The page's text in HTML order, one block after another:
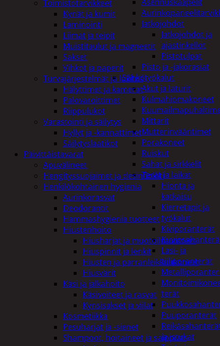
Jatkojohdot
Jatkojohdot ja
ajastinkellot
Pistotulpat
Pisto ja -jakorasiat
Sähkötyökalut
Akut ja laturit
Kulmahiomakoneet
Mittarit
Mutterinvääntimet
Porakoneet
Ruiskut
Sahat ja sirkkelit
Terät ja laikat
Hionta ja
katkaisu
Kierretapit ja
työkalut
Kiviporanterät
Kuviosahanterä
Lasi- ja
tiiliporanterät
terät
Puuporanterät
ja istukat
Toimistotarvikkeet
Kynät ja kumit
Laminointi
Liimat ja teipit
Muistitaulut ja magneetit
Sakset
Vihkot ja paperit
Turvajärjestelmät ja lukitus
Hälyttimet ja kamerat
Palovaroittimet
Riippulukot
Varastointi ja säilytys
Hyllyt ja -kannattimet
Säilytyslaatikot
Päivittäistavarat
Apuvälineet
Hengityssuojaimet ja desinfiointi
Henkilökohtainen hygienia
Aurinkorasvat
Deodorantit
Hammashygienia tuotteet
Hiustenhoito
Hiusharjat ja muotoilutuotteet
Hiuspinnit ja lenkit
Hiusten ja parranleikkuukoneet
Hiusvärit
Käsi ja jalkahoito
Käsivoiteet ja rasvat
Kynsisakset ja viilat
Kosmetiikka
Pesuharjat ja -sienet
Shampoot, hoitaineet ja saippuat